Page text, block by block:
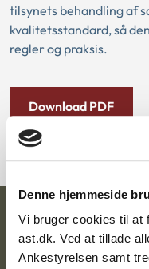
Denne hjemmeside
Vi bruger cookies til at
ast.dk. Ved at tillade
Ankestyrelsen samt
tilsynets behandling af
kvalitetsstandard, så
regler og praksis.
Download PDF
Ankestyrelsen
Postadresse: